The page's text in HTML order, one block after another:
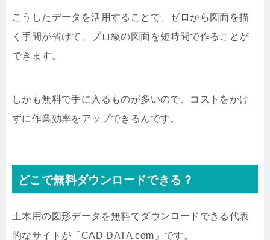
こうしたデータを活用することで、ゼロから図面を描
く手間が省けて、プロ級の図面を短時間で作ることが
できます。
しかも無料で手に入るものが多いので、コストをかけ
ずに作業効率をアップできるんです。
どこで無料ダウンロードできる？
土木用の図形データを無料でダウンロードできる代表
的なサイトが「CAD-DATA.com」です。